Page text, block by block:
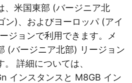
、米国東部 (バージニア北
ン)、およびヨーロッパ (アイ
ジョンで利用できます。メ
(バージニア北部) リージョン
詳細については、
インスタンスと M8GB イン